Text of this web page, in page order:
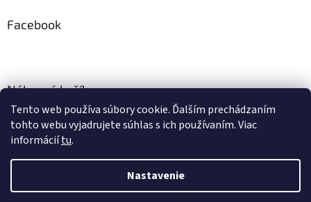
Tento web používa súbory cookie. Ďalším prechádzaním
tohto webu vyjadrujete súhlas s ich používaním. Viac
informáciítu.
Nastavenie
Facebook
Nákupný košík
0KS / €0
Vytvoril Shoptet &